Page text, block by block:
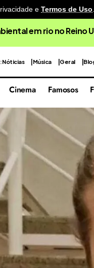
e Termos de Uso.
em rio no Reino
Nóticias Música Geral
Cinema Famosos